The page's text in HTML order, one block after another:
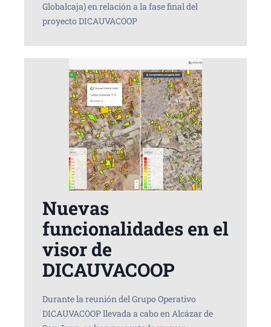
Globalcaja) en relación a la fase final del
proyecto DICAUVACOOP
Nuevas
funcionalidades en el
visor de
DICAUVACOOP
Durante la reunión del Grupo Operativo
DICAUVACOOP llevada a cabo en Alcázar de